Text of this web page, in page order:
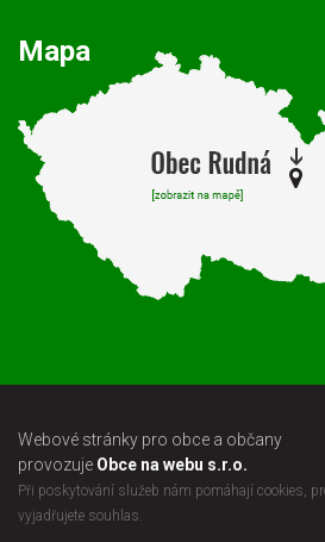
Mapa
Webové stránky pro obce a občany
provozuje Obce na webu s.r.o.
Při poskytování služeb nám pomáhají cookies,
vyjadřujete souhlas.